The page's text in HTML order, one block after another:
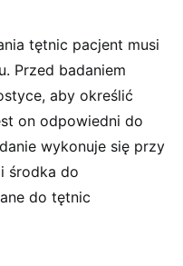
tętnic pacjent musi
Przed badaniem
aby określić
on odpowiedni do
wykonuje się przy
środka do
do tętnic